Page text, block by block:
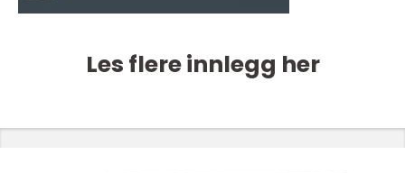
Les flere innlegg her